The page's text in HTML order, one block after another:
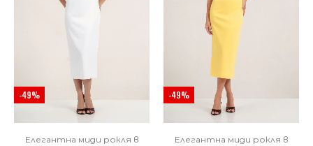
-49%
Елегантна миди рокля в
-49%
Елегантна миди рокля в